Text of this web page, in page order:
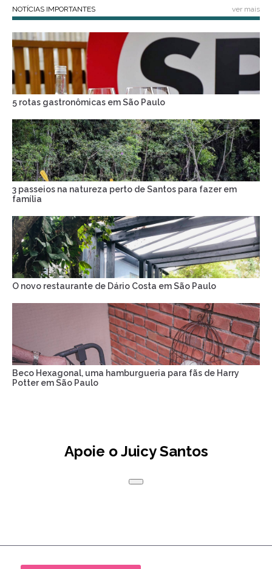
NOTÍCIAS IMPORTANTES ver mais
5 rotas gastronômicas em São Paulo
3 passeios na natureza perto de Santos para fazer em
família
O novo restaurante de Dário Costa em São Paulo
Beco Hexagonal, uma hamburgueria para fãs de Harry
Potter em São Paulo
Apoie o Juicy Santos